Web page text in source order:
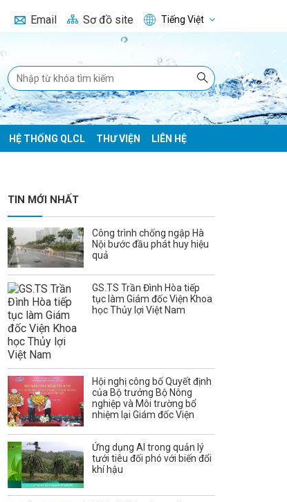
Email Sơ đồ site Tiếng Việt
HỆ THỐNG QLCL THƯ VIỆN LIÊN HỆ
TIN MỚI NHẤT
Công trình chống ngập Hà
Nội bước đầu phát huy hiệu
quả
GS.TS Trần Đình Hòa tiếp
tục làm Giám đốc Viện Khoa
học Thủy lợi Việt Nam
Hội nghị công bố Quyết định
của Bộ trưởng Bộ Nông
nghiệp và Môi trường bổ
nhiệm lại Giám đốc Viện
Ứng dụng AI trong quản lý
tưới tiêu đối phó với biến đổi
khí hậu